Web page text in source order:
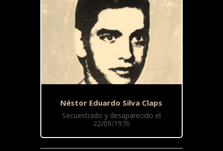
Néstor Eduardo Silva Claps
Secuestrado y desaparecido el
22/09/1976